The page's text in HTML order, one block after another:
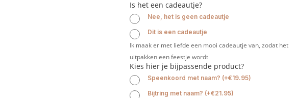
Is het een cadeautje?
Nee, het is geen cadeautje
Dit is een cadeautje
Ik maak er met liefde een mooi cadeautje van, zodat het
uitpakken een feestje wordt
Kies hier je bijpassende product?
Speenkoord met naam? (+€19.95)
Bijtring met naam? (+€21.95)